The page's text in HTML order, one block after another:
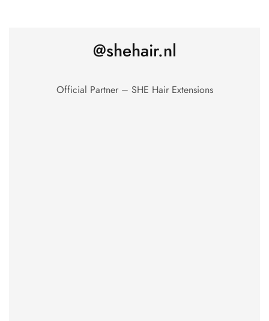
@shehair.nl
Official Partner – SHE Hair Extensions